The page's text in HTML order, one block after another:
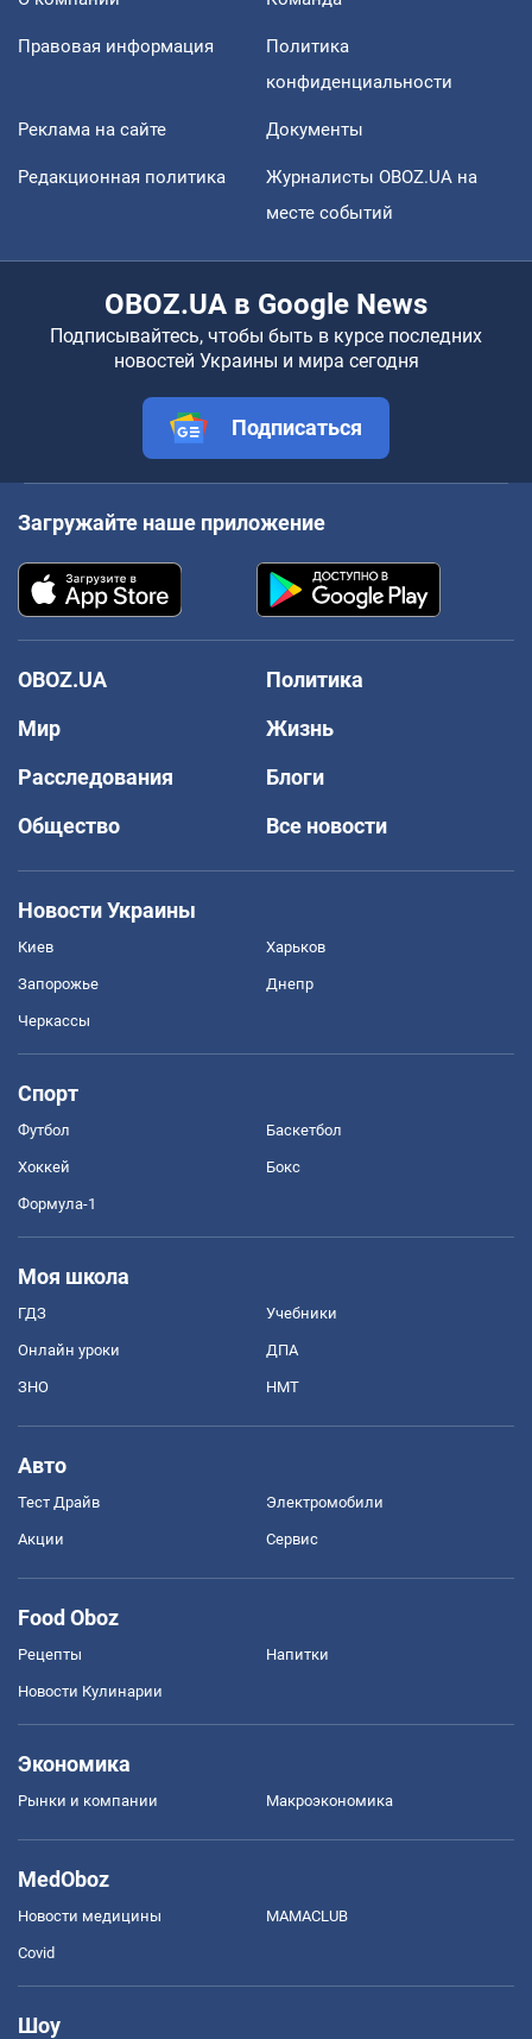
Правовая информация
Политика
конфиденциальности
Реклама на сайте Документы
Редакционная политика
Журналисты OBOZ.UA на
месте событий
OBOZ.UA в Google News
Подписывайтесь, чтобы быть в курсе последних
новостей Украины и мира сегодня
Подписаться
Загружайте наше приложение
OBOZ.UA
Политика
Мир
Жизнь
Расследования
Блоги
Общество
Все новости
Новости Украины
Киев Харьков
Запорожье Днепр
Черкассы
Спорт
Футбол Баскетбол
Хоккей Бокс
Формула-1
Моя школа
ГДЗ Учебники
Онлайн уроки ДПА
ЗНО НМТ
Авто
Тест Драйв Электромобили
Акции Сервис
Food Oboz
Рецепты Напитки
Новости Кулинарии
Экономика
Рынки и компании Mакроэкономика
MedOboz
Новости медицины MAMACLUB
Covid
Шоу